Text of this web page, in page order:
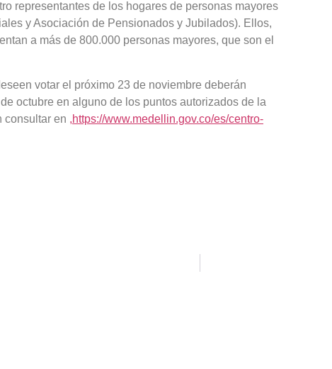
representantes de los hogares de personas mayores
y Asociación de Pensionados y Jubilados). Ellos,
a más de 800.000 personas mayores, que son el
votar el próximo 23 de noviembre deberán
octubre en alguno de los puntos autorizados de la
consultar en ,https://www.medellin.gov.co/es/centro-